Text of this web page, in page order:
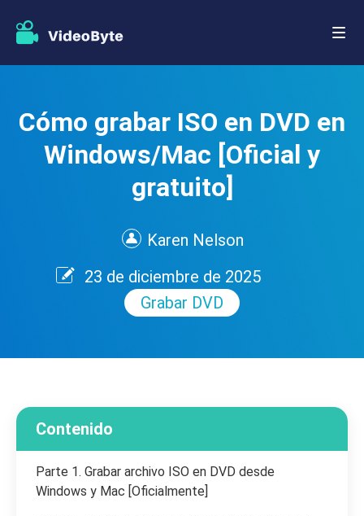
Cómo grabar ISO en DVD en
Windows/Mac [Oficial y
gratuito]
Karen Nelson
23 de diciembre de 2025
Grabar DVD
Contenido
Parte 1. Grabar archivo ISO en DVD desde
Windows y Mac [Oficialmente]